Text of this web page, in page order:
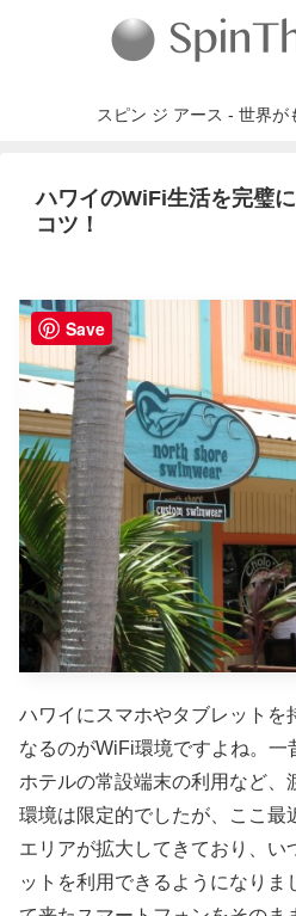
スピン ジ アース - 世界が
ハワイのWiFi生活を完璧
コツ！
ハワイにスマホやタブレットを
なるのがWiFi環境ですよね。一
ホテルの常設端末の利用など、
環境は限定的でしたが、ここ最
エリアが拡大してきており、い
ットを利用できるようになりま
Save